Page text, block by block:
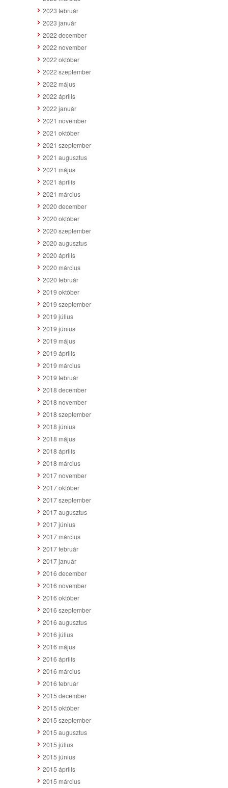
2023 február
2023 január
2022 december
2022 november
2022 október
2022 szeptember
2022 május
2022 április
2022 január
2021 november
2021 október
2021 szeptember
2021 augusztus
2021 május
2021 április
2021 március
2020 december
2020 október
2020 szeptember
2020 augusztus
2020 április
2020 március
2020 február
2019 október
2019 szeptember
2019 július
2019 június
2019 május
2019 április
2019 március
2019 február
2018 december
2018 november
2018 szeptember
2018 június
2018 május
2018 április
2018 március
2017 november
2017 október
2017 szeptember
2017 augusztus
2017 június
2017 március
2017 február
2017 január
2016 december
2016 november
2016 október
2016 szeptember
2016 augusztus
2016 július
2016 május
2016 április
2016 március
2016 február
2015 december
2015 október
2015 szeptember
2015 augusztus
2015 július
2015 június
2015 április
2015 március